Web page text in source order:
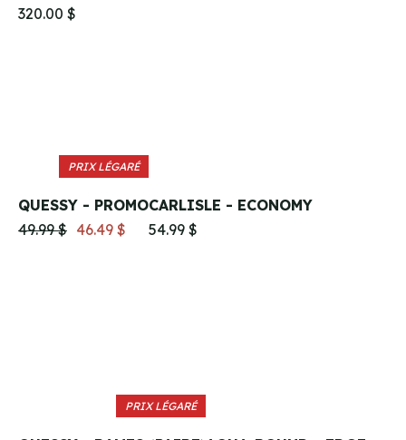
320.00 $
PRIX LÉGARÉ
QUESSY - PROMO
49.99 $ 46.49 $
CARLISLE - ECONOMY
54.99 $
PRIX LÉGARÉ